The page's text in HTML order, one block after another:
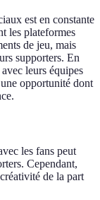
est en constante
les plateformes
de jeu, mais
supporters. En
leurs équipes
opportunité dont
les fans peut
Cependant,
de la part